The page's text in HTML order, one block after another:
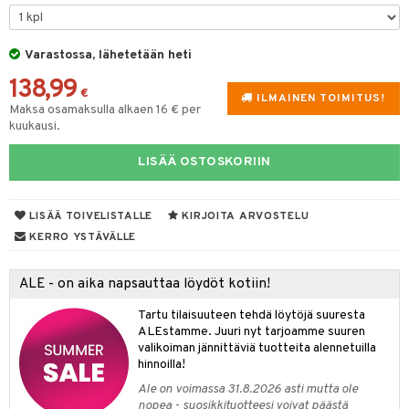
Varastossa, lähetetään heti
ILMAINEN TOIMITUS!
138,99 €
Maksa osamaksulla alkaen 16 € per
kuukausi.
LISÄÄ OSTOSKORIIN
LISÄÄ TOIVELISTALLE
KIRJOITA ARVOSTELU
KERRO YSTÄVÄLLE
ALE - on aika napsauttaa löydöt kotiin!
Tartu tilaisuuteen tehdä löytöjä suuresta
ALEstamme. Juuri nyt tarjoamme suuren
valikoiman jännittäviä tuotteita alennetuilla
hinnoilla!
Ale on voimassa 31.8.2026 asti mutta ole
nopea - suosikkituotteesi voivat päästä
& Vihannesveitset
sisustus